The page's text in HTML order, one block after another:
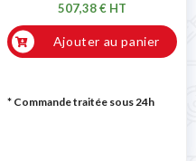
507,38 € HT
Ajouter au panier
* Commande traitée sous 24h